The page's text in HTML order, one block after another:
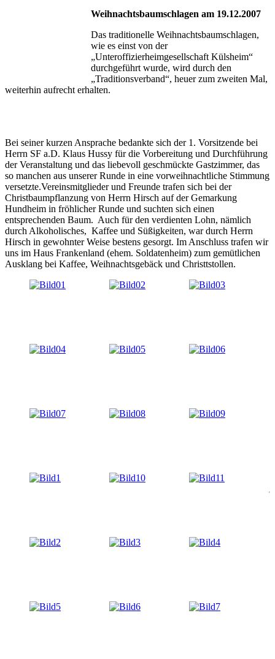
Weihnachtsbaumschlagen am 19.12.2007
Das traditionelle Weihnachtsbaumschlagen,
wie es einst von der
„Unteroffizierheimgesellschaft Külsheim“
durchgeführt wurde, wird durch den
„Traditionsverband“, heuer zum zweiten Mal,
weiterhin aufrecht erhalten.
Bei seiner kurzen Ansprache bedankte sich der 1. Vorsitzende bei
Herrn SF a.D. Klaus Hussy für die Vorbereitung und Durchführung
der Veranstaltung und das liebevoll geschmückte Gastzimmer, das
so manchen aus unserer Runde in eine vorweihnachtliche Stimmung
versetzte.Vereinsmitglieder und Freunde trafen sich bei der
Christbaumpflanzung von Herrn Hirsch auf der Gemarkung
Hundheim in fröhlicher Runde und suchten sich einen
entsprechenden Baum. Auch für den verdienten Lohn, nämlich
durch Alkoholisches, Kaffee und Süßigkeiten, war durch Herrn
Hirsch in gewohnter Weise bestens gesorgt. Im Anschluss trafen wir
uns im Haus Frankenland (ehem. Soldatenheim) zum gemütlichen
Ausklang bei Kaffee, Weihnachtsgebäck und Christtstollen.